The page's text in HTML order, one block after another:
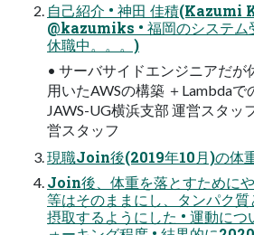
自己紹介 • 神田 佳積(Kazumi
@kazumiks • 福岡のシステム
休職中。。。)
• サーバサイドエンジニアだが
用いたAWSの構築 ＋Lambdaで
JAWS-UG横浜支部 運営スタッ
営スタッフ
現職Join後(2019年10月)の体
Join後、体重を落とすために
等はそのままにし、タンパク
摂取するようにした • 運動につ